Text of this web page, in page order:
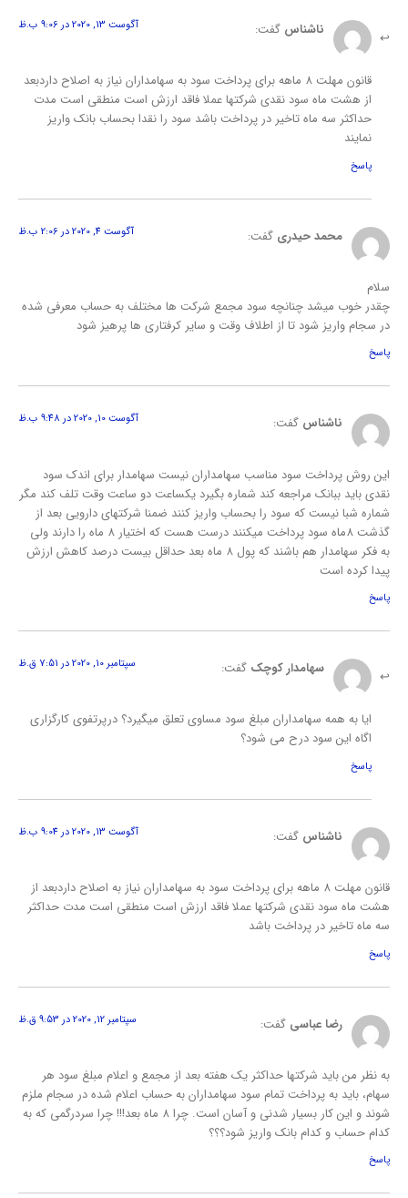
ناشناس گفت: آگوست 13, 2020 در 9:06 ب.ظ
قانون مهلت 8 ماهه برای پرداخت سود به سهامداران نیاز به اصلاح داردبعد
از هشت ماه سود نقدی شرکتها عملا فاقد ارزش است منطقی است مدت
حداکثر سه ماه تاخیر در پرداخت باشد سود را نقدا بحساب بانک واریز
نمایند
پاسخ
محمد حیدری گفت: آگوست 4, 2020 در 2:06 ب.ظ
سلام
چقدر خوب میشد چنانچه سود مجمع شرکت ها مختلف به حساب معرفی شده
در سجام واریز شود تا از اطلاف وقت و سایر کرفتاری ها پرهیز شود
پاسخ
ناشناس گفت: آگوست 10, 2020 در 9:48 ب.ظ
این روش پرداخت سود مناسب سهامداران نیست سهامدار برای اندک سود
نقدی باید ببانک مراجعه کند شماره بگیرد یکساعت دو ساعت وقت تلف کند مگر
شماره شبا نیست که سود را بحساب واریز کنند ضمنا شرکتهای دارویی بعد از
گذشت 8ماه سود پرداخت میکنند درست هست که اختیار 8 ماه را دارند ولی
به فکر سهامدار هم باشند که پول 8 ماه بعد حداقل بیست درصد کاهش ارزش
پیدا کرده است
پاسخ
سهامدار کوچک گفت: سپتامبر 10, 2020 در 7:51 ق.ظ
ایا به همه سهامداران مبلغ سود مساوی تعلق میگیرد؟ درپرتفوی کارگزاری
اگاه این سود درح می شود؟
پاسخ
ناشناس گفت: آگوست 13, 2020 در 9:04 ب.ظ
قانون مهلت 8 ماهه برای پرداخت سود به سهامداران نیاز به اصلاح داردبعد از
هشت ماه سود نقدی شرکتها عملا فاقد ارزش است منطقی است مدت حداکثر
سه ماه تاخیر در پرداخت باشد
پاسخ
رضا عباسی گفت: سپتامبر 12, 2020 در 9:53 ق.ظ
به نظر من باید شرکتها حداکثر یک هفته بعد از مجمع و اعلام مبلغ سود هر
سهام، باید به پرداخت تمام سود سهامداران به حساب اعلام شده در سجام ملزم
شوند و این کار بسیار شدنی و آسان است. چرا 8 ماه بعد!!! چرا سردرگمی که به
کدام حساب و کدام بانک واریز شود؟؟؟
پاسخ